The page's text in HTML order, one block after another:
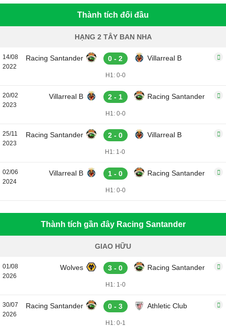
Thành tích đối đầu
HẠNG 2 TÂY BAN NHA
14/08
2022
Racing Santander 0 - 2 Villarreal B
H1: 0-0
20/02
2023
Villarreal B 2 - 1 Racing Santander
H1: 0-0
25/11
2023
Racing Santander 2 - 0 Villarreal B
H1: 1-0
02/06
2024
Villarreal B 1 - 0 Racing Santander
H1: 0-0
Thành tích gần đây Racing Santander
GIAO HỮU
01/08
2026
Wolves 3 - 0 Racing Santander
H1: 1-0
30/07
2026
Racing Santander 0 - 3 Athletic Club
H1: 0-1